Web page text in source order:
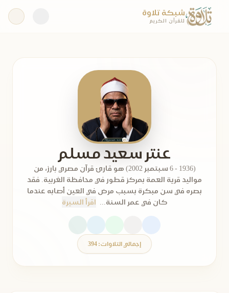
شبكة تلاوة
للقرآن الكريم
عنتر سعيد مسلم
(1936 - 6 سبتمبر 2002) هو قارئ قرآن مصري بارز، من
مواليد قرية العمة بمركز قطور في محافظة الغربية. فقد
بصره في سن مبكرة بسبب مرض في العين أصابه عندما
كان في عمر السنة...
اقرأ السيرة
إجمالي التلاوات: 394